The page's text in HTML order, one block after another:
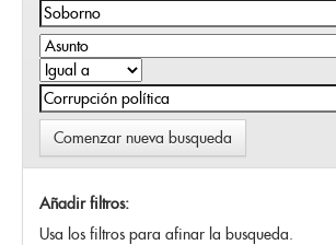
Comenzar nueva busqueda
Añadir filtros:
Usa los filtros para afinar la busqueda.